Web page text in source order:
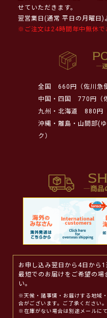
せていただきます。
翌営業日(通常 平日の月曜日)
※ご注文は24時間年中無休で
全国
660円（佐川急
中国・四国
770円（
九州・北海道
880円
沖縄・離島・山間部(
ク）
お申し込み翌日から4日から1
最短でのお届けをご希望の場
い。
※天候・諸事情・お届けする地域
合がございます。ご了承ください。
※在庫がない場合は別途メールに